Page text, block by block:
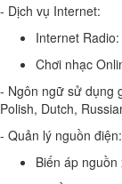
- Dịch vụ Internet:
Internet
Chơi nhạc
- Ngôn ngữ sử dụng
Polish, Dutch,
- Quản lý nguồn điện:
Biến áp